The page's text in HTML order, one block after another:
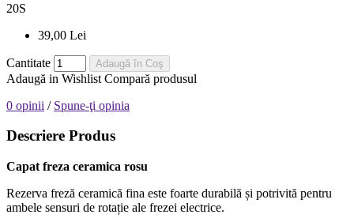
20S
39,00 Lei
Cantitate Adaugă în Coş
Adaugă in Wishlist Compară produsul
0 opinii / Spune-ţi opinia
Descriere Produs
Capat freza ceramica rosu
Rezerva freză ceramică fina este foarte durabilă și potrivită pentru
ambele sensuri de rotație ale frezei electrice.